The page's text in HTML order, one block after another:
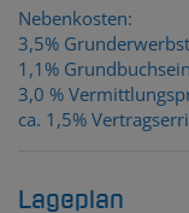
Nebenkosten:
3,5%
1,1%
3,0 %
ca. 1,5%
Lageplan